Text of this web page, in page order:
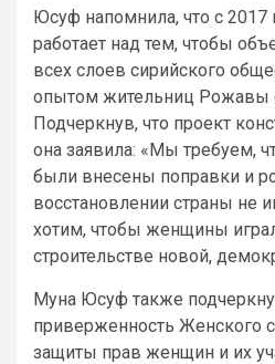
Юсуф напомнила, что с 2017
работает над тем, чтобы
всех слоев сирийского
опытом жительниц Рожавы
Подчеркнув, что проект
она заявила: «Мы требуем,
были внесены поправки и
восстановлении страны не
хотим, чтобы женщины
строительстве новой,
Муна Юсуф также
приверженность Женского
защиты прав женщин и их